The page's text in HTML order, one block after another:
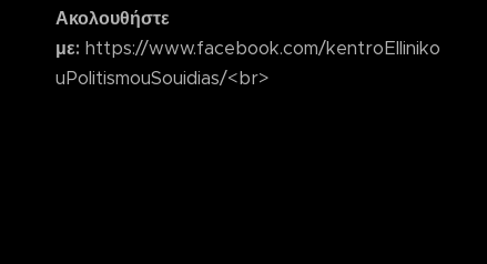
Ακολουθήστε
με: https://www.facebook.com/kentroElliniko
uPolitismouSouidias/<br>